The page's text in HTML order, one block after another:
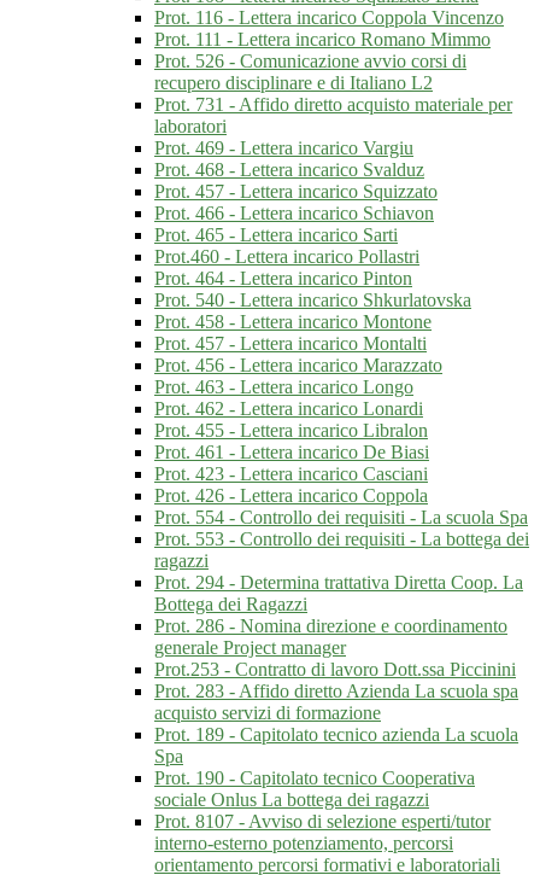
Prot. 116 - Lettera incarico Coppola Vincenzo
Prot. 111 - Lettera incarico Romano Mimmo
Prot. 526 - Comunicazione avvio corsi di
recupero disciplinare e di Italiano L2
Prot. 731 - Affido diretto acquisto materiale per
laboratori
Prot. 469 - Lettera incarico Vargiu
Prot. 468 - Lettera incarico Svalduz
Prot. 457 - Lettera incarico Squizzato
Prot. 466 - Lettera incarico Schiavon
Prot. 465 - Lettera incarico Sarti
Prot.460 - Lettera incarico Pollastri
Prot. 464 - Lettera incarico Pinton
Prot. 540 - Lettera incarico Shkurlatovska
Prot. 458 - Lettera incarico Montone
Prot. 457 - Lettera incarico Montalti
Prot. 456 - Lettera incarico Marazzato
Prot. 463 - Lettera incarico Longo
Prot. 462 - Lettera incarico Lonardi
Prot. 455 - Lettera incarico Libralon
Prot. 461 - Lettera incarico De Biasi
Prot. 423 - Lettera incarico Casciani
Prot. 426 - Lettera incarico Coppola
Prot. 554 - Controllo dei requisiti - La scuola Spa
Prot. 553 - Controllo dei requisiti - La bottega dei
ragazzi
Prot. 294 - Determina trattativa Diretta Coop. La
Bottega dei Ragazzi
Prot. 286 - Nomina direzione e coordinamento
generale Project manager
Prot.253 - Contratto di lavoro Dott.ssa Piccinini
Prot. 283 - Affido diretto Azienda La scuola spa
acquisto servizi di formazione
Prot. 189 - Capitolato tecnico azienda La scuola
Spa
Prot. 190 - Capitolato tecnico Cooperativa
sociale Onlus La bottega dei ragazzi
Prot. 8107 - Avviso di selezione esperti/tutor
interno-esterno potenziamento, percorsi
orientamento percorsi formativi e laboratoriali